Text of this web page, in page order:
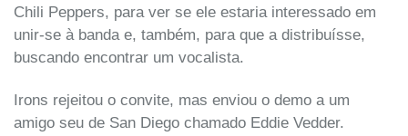
Chili Peppers, para ver se ele estaria interessado em
unir-se à banda e, também, para que a distribuísse,
buscando encontrar um vocalista.
Irons rejeitou o convite, mas enviou o demo a um
amigo seu de San Diego chamado Eddie Vedder.